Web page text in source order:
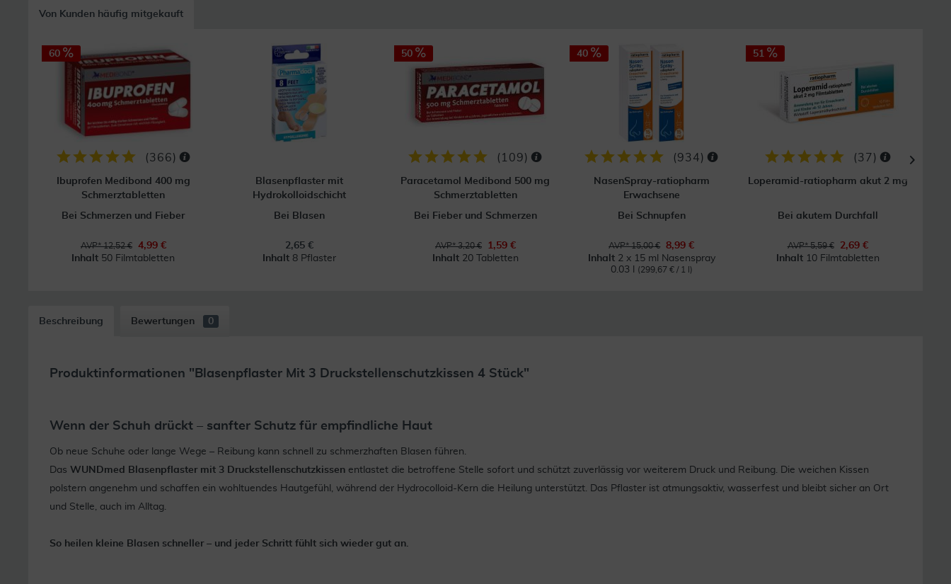
Von Kunden häufig mitgekauft
60
(366)
Ibuprofen Medibond 400 mg
Schmerztabletten
Bei Schmerzen und Fieber
AVP* 12,52 €
4,99 €
Inhalt 50 Filmtabletten
Blasenpflaster mit
Hydrokolloidschicht
Bei Blasen
2,65 €
Inhalt 8 Pflaster
50
( 109)
Paracetamol Medibond 500 mg
Schmerztabletten
Bei Fieber und Schmerzen
AVP* 3,20 €
1,59 €
Inhalt 20 Tabletten
40
(934)
NasenSpray-ratiopharm
Erwachsene
Bei Schnupfen
AVP* 15,00 €
8,99 €
Inhalt 2 x 15 ml Nasenspray
0.03 l
(299,67 € / 1 l)
51
(37 )
Loperamid-ratiopharm akut 2 mg
Bei akutem Durchfall
AVP* 5,59 €
2,69 €
Inhalt 10 Filmtabletten
Beschreibung Bewertungen 0
Produktinformationen "Blasenpflaster Mit 3 Druckstellenschutzkissen 4 Stück"
Wenn der Schuh drückt – sanfter Schutz für empfindliche Haut
Ob neue Schuhe oder lange Wege – Reibung kann schnell zu schmerzhaften Blasen führen.
Das WUNDmed Blasenpflaster mit 3 Druckstellenschutzkissen entlastet die betroffene Stelle sofort und schützt zuverlässig vor weiterem Druck und Reibung. Die weichen Kissen
polstern angenehm und schaffen ein wohltuendes Hautgefühl, während der Hydrocolloid-Kern die Heilung unterstützt. Das Pflaster ist atmungsaktiv, wasserfest und bleibt sicher an Ort
und Stelle, auch im Alltag.
So heilen kleine Blasen schneller – und jeder Schritt fühlt sich wieder gut an.